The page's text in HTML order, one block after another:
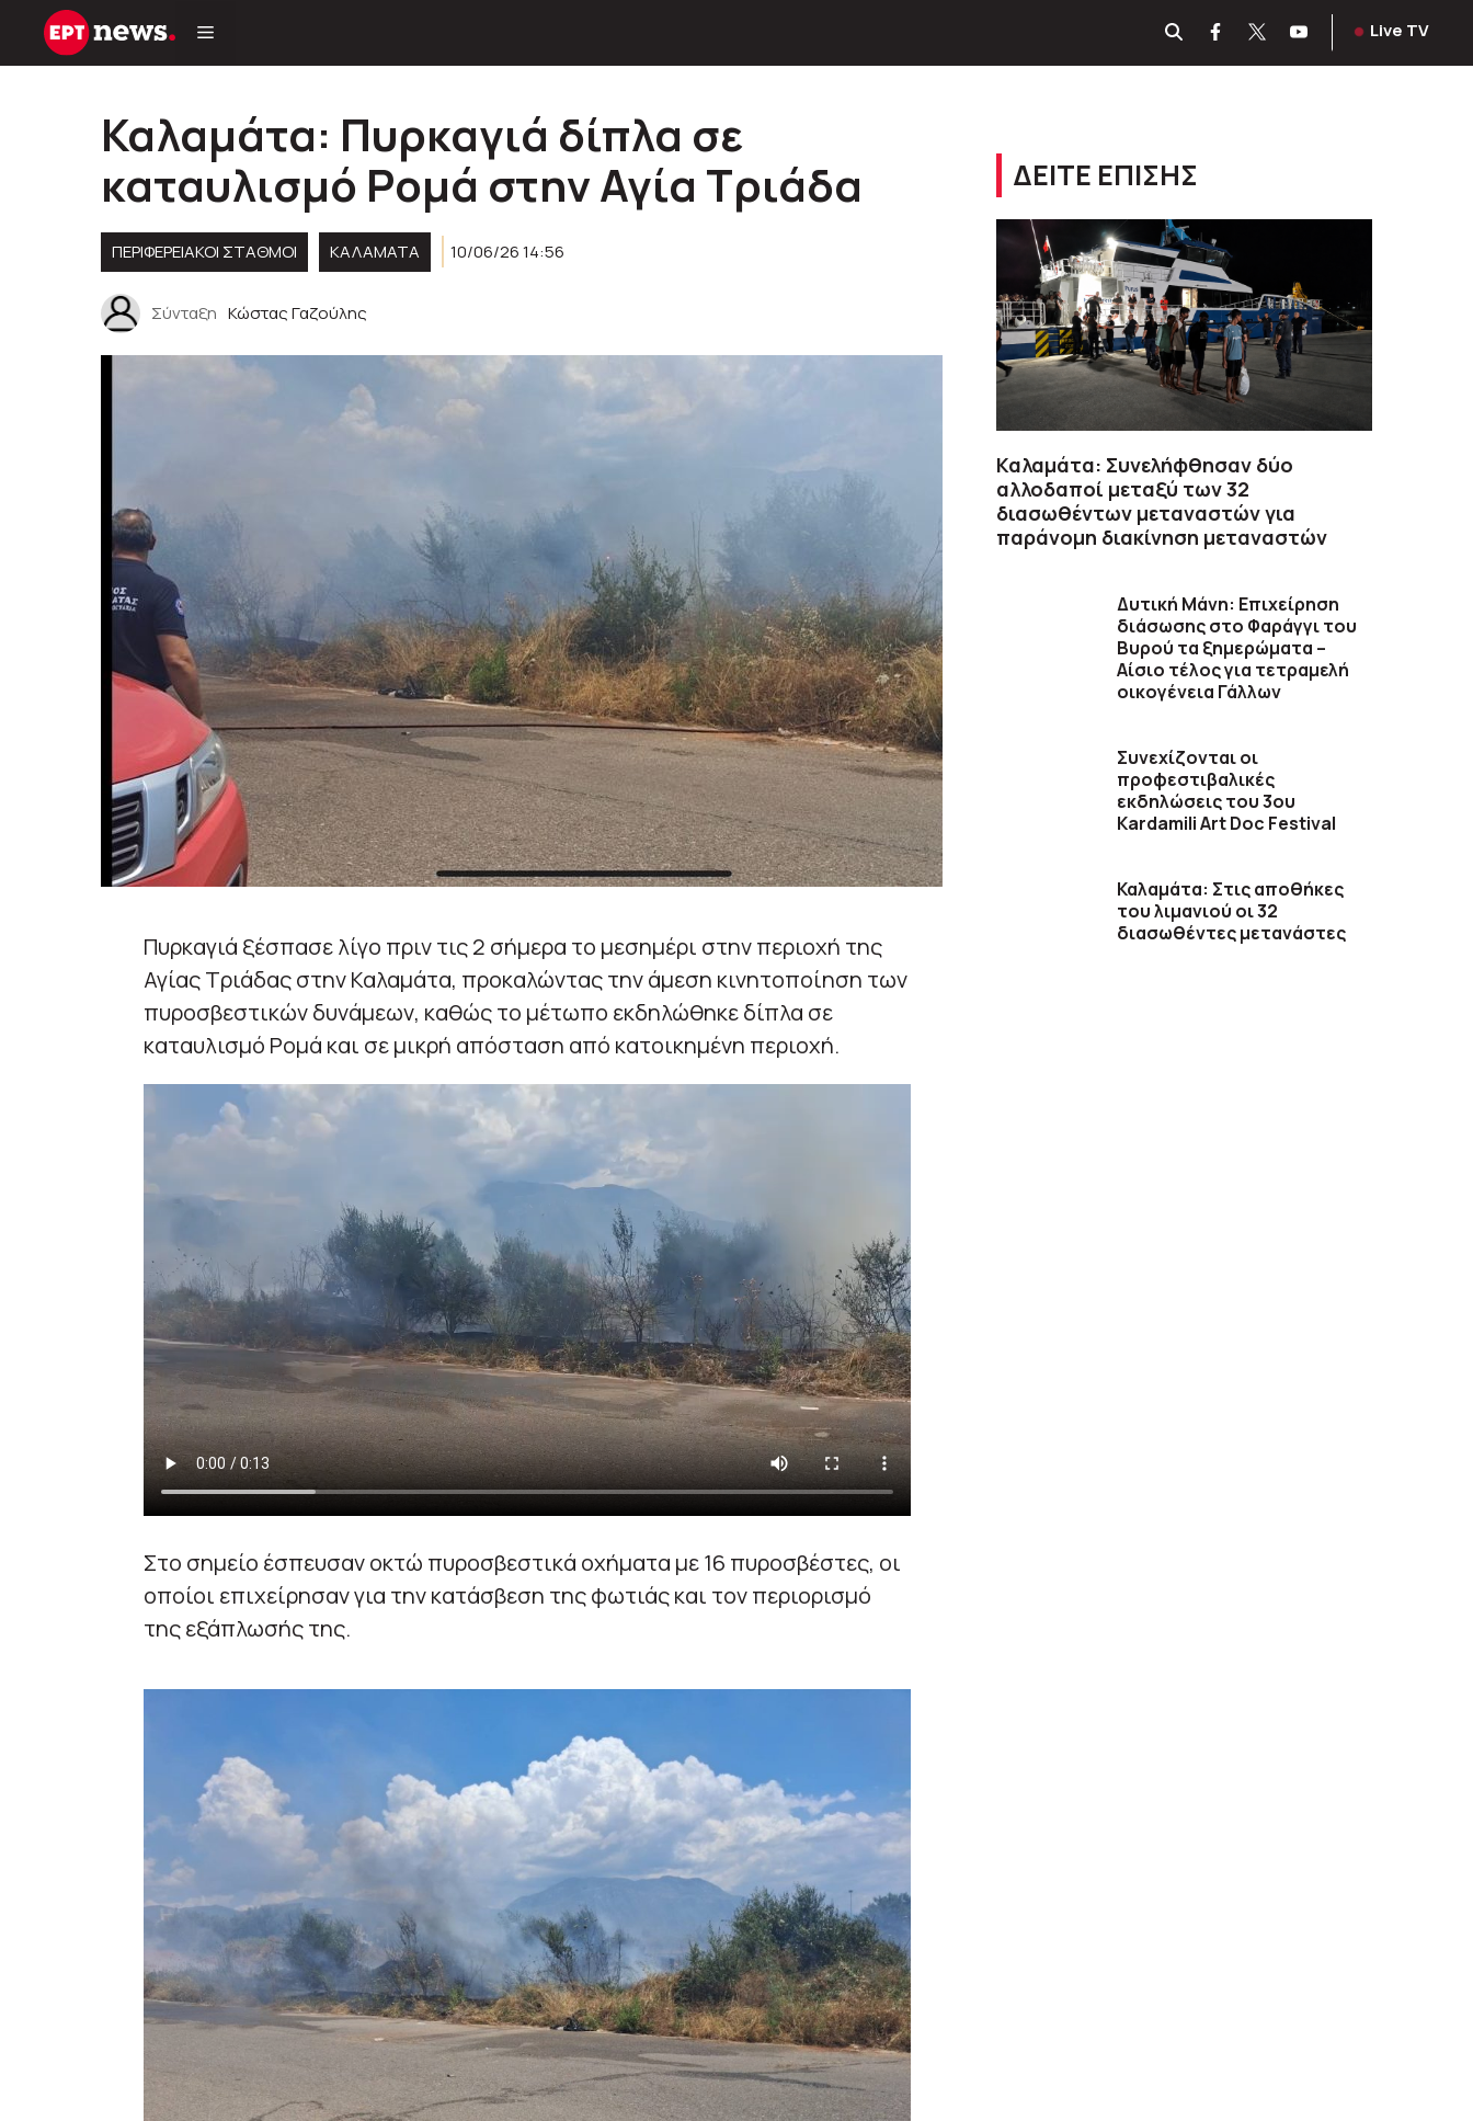
Μετάβαση
Live TV
Καλαμάτα: Πυρκαγιά δίπλα σε
καταυλισμό Ρομά στην Αγία Τριάδα
ΠΕΡΙΦΕΡΕΙΑΚΟΊ ΣΤΑΘΜΟΊ ΚΑΛΑΜΑΤΑ 10/06/26 14:56
Σύνταξη Κώστας Γαζούλης
Πυρκαγιά ξέσπασε λίγο πριν τις 2 σήμερα το μεσημέρι στην περιοχή της
Αγίας Τριάδας στην Καλαμάτα, προκαλώντας την άμεση κινητοποίηση των
πυροσβεστικών δυνάμεων, καθώς το μέτωπο εκδηλώθηκε δίπλα σε
καταυλισμό Ρομά και σε μικρή απόσταση από κατοικημένη περιοχή.
Στο σημείο έσπευσαν οκτώ πυροσβεστικά οχήματα με 16 πυροσβέστες, οι
οποίοι επιχείρησαν για την κατάσβεση της φωτιάς και τον περιορισμό
της εξάπλωσής της.
ΔΕΙΤΕ ΕΠΙΣΗΣ
Καλαμάτα: Συνελήφθησαν δύο
αλλοδαποί μεταξύ των 32
διασωθέντων μεταναστών για
παράνομη διακίνηση μεταναστών
Δυτική Μάνη: Επιχείρηση
διάσωσης στο Φαράγγι του
Βυρού τα ξημερώματα –
Αίσιο τέλος για τετραμελή
οικογένεια Γάλλων
Συνεχίζονται οι
προφεστιβαλικές
εκδηλώσεις του 3ου
Kardamili Art Doc Festival
Καλαμάτα: Στις αποθήκες
του λιμανιού οι 32
διασωθέντες μετανάστες